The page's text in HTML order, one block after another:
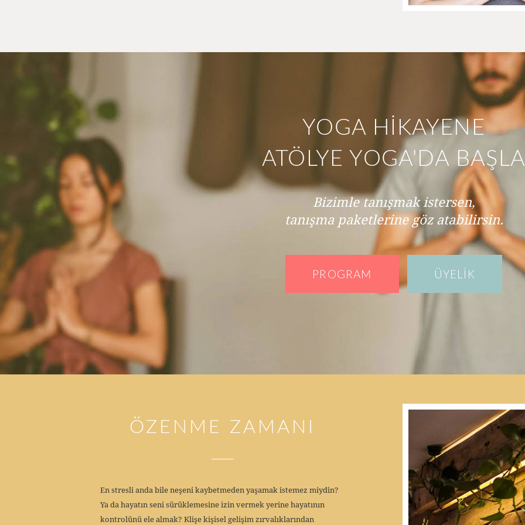
YOGA HİKAYENE
ATÖLYE YOGA'DA BAŞLA
Bizimle tanışmak istersen,
tanışma paketlerine göz atabilirsin.
PROGRAM ÜYELİK
ÖZENME ZAMANI
En stresli anda bile neşeni kaybetmeden yaşamak istemez miydin?
Ya da hayatın seni sürüklemesine izin vermek yerine hayatının
kontrolünü ele almak? Klişe kişisel gelişim zırvalıklarından